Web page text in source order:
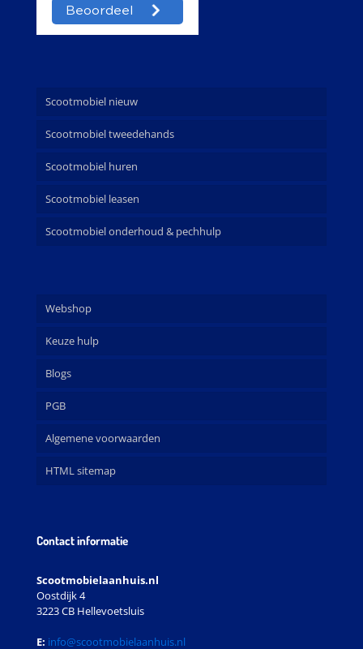
Scootmobiel nieuw
Scootmobiel tweedehands
Scootmobiel huren
Scootmobiel leasen
Scootmobiel onderhoud & pechhulp
Webshop
Keuze hulp
Blogs
PGB
Algemene voorwaarden
HTML sitemap
Contact informatie
Scootmobielaanhuis.nl
Oostdijk 4
3223 CB Hellevoetsluis
E: info@scootmobielaanhuis.nl